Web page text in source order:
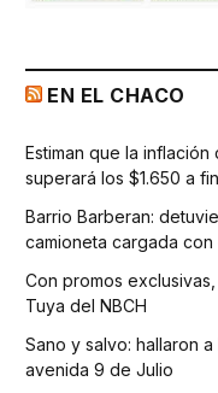
EN EL CHACO
Estiman que la
superará los $1.650 a
Barrio Barberan:
camioneta cargada con
Con promos
Tuya del NBCH
Sano y salvo: hallaron
avenida 9 de Julio